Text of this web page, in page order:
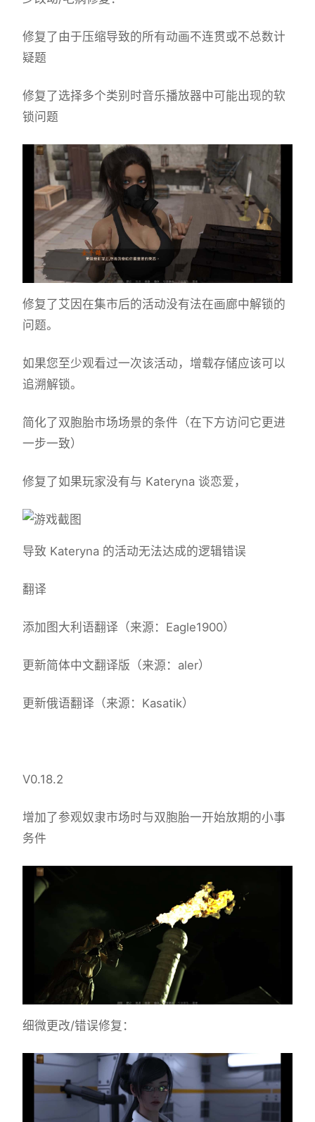
修复了由于压缩导致的所有动画不连贯或不总数计
疑题
修复了选择多个类别时音乐播放器中可能出现的软
锁问题
修复了艾因在集市后的活动没有法在画廊中解锁的
问题。
如果您至少观看过一次该活动，增载存储应该可以
追溯解锁。
简化了双胞胎市场场景的条件（在下方访问它更进
一步一致）
修复了如果玩家没有与 Kateryna 谈恋爱，
导致 Kateryna 的活动无法达成的逻辑错误
翻译
添加图大利语翻译（来源：Eagle1900）
更新简体中文翻译版（来源：aler）
更新俄语翻译（来源：Kasatik）
V0.18.2
增加了参观奴隶市场时与双胞胎一开始放期的小事
务件
细微更改/错误修复：